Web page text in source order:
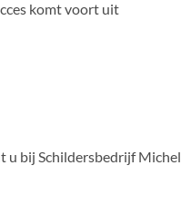
komt voort uit
u bij Schildersbedrijf Michel